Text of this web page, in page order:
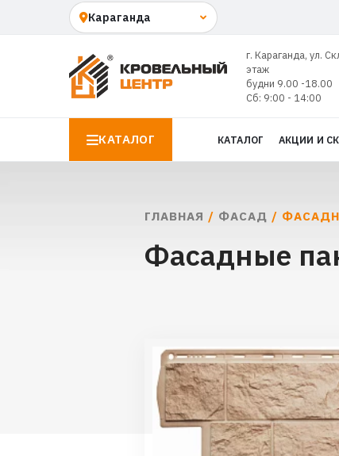
г. Караганда, ул.
этаж
будни 9.00 -18.00
Сб: 9:00 - 14:00
КАТАЛОГ КАТАЛОГ АКЦИИ И
ГЛАВНАЯ / ФАСАД /
Фасадные